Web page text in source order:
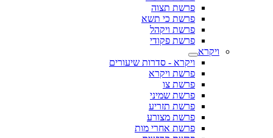
פרשת תצוה
פרשת כי תשא
פרשת ויקהל
פרשת פקודי
ויקרא
ויקרא - סדרות שיעורים
פרשת ויקרא
פרשת צו
פרשת שמיני
פרשת תזריע
פרשת מצורע
פרשת אחרי מות